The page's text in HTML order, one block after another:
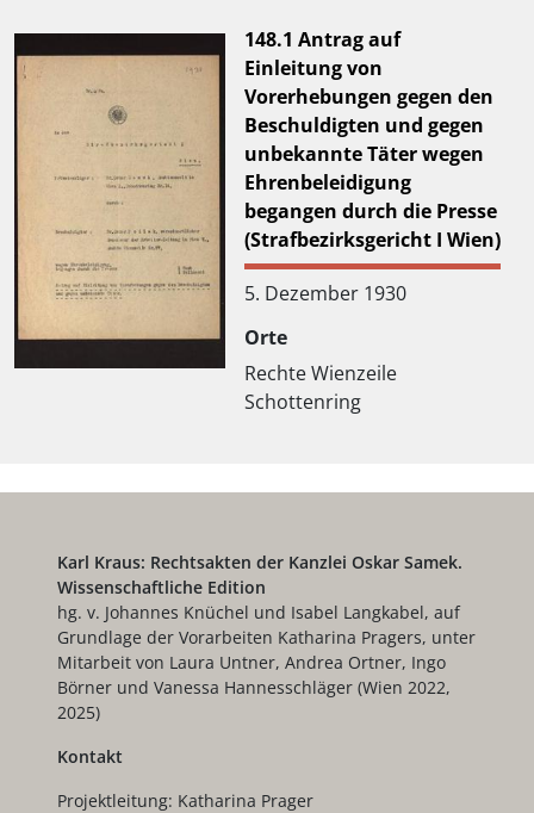
148.1 Antrag auf
Einleitung von
Vorerhebungen gegen den
Beschuldigten und gegen
unbekannte Täter wegen
Ehrenbeleidigung
begangen durch die Presse
(Strafbezirksgericht I Wien)
5. Dezember 1930
Orte
Rechte Wienzeile
Schottenring
Durchschlag
Karl Kraus: Rechtsakten der Kanzlei Oskar Samek.
Wissenschaftliche Edition
hg. v. Johannes Knüchel und Isabel Langkabel, auf
Grundlage der Vorarbeiten Katharina Pragers, unter
Mitarbeit von Laura Untner, Andrea Ortner, Ingo
Börner und Vanessa Hannesschläger (Wien 2022,
2025)
Kontakt
Projektleitung: Katharina Prager